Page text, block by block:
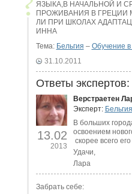
ЯЗЫКА,В НАЧАЛЬНОЙ И
ПРОЖИВАНИЯ В ГРЕЦИИ
ЛИ ПРИ ШКОЛАХ
ИННА
Тема: Бельгия – Обучение в
31.10.2011
Ответы экспертов:
13.02
2013
Верстраетен
Эксперт: Бельгия
В больших
освоением
скорее всего
Удачи,
Лара
Забрать себе: